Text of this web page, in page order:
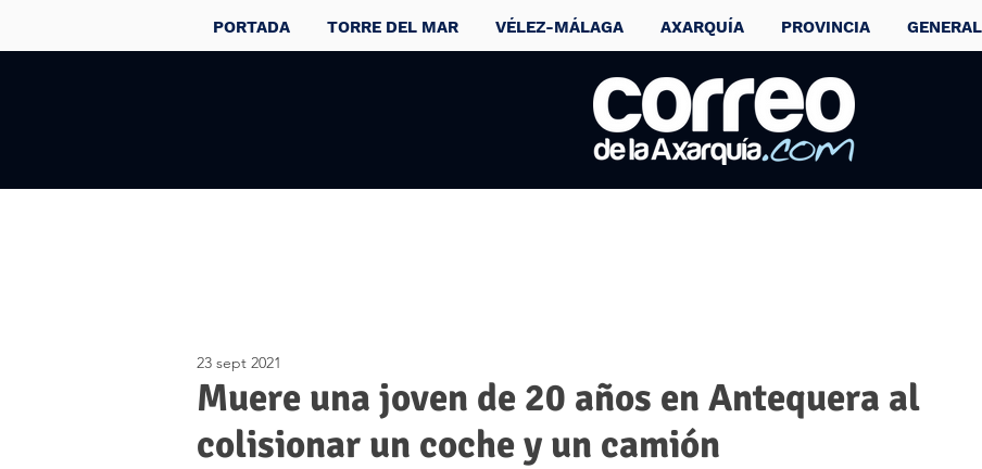
PORTADA TORRE DEL MAR VÉLEZ-MÁLAGA AXARQUÍA PROVINCIA GENERAL
Muere una joven de 20 años en Antequera al
colisionar un coche y un camión
23 sept 2021